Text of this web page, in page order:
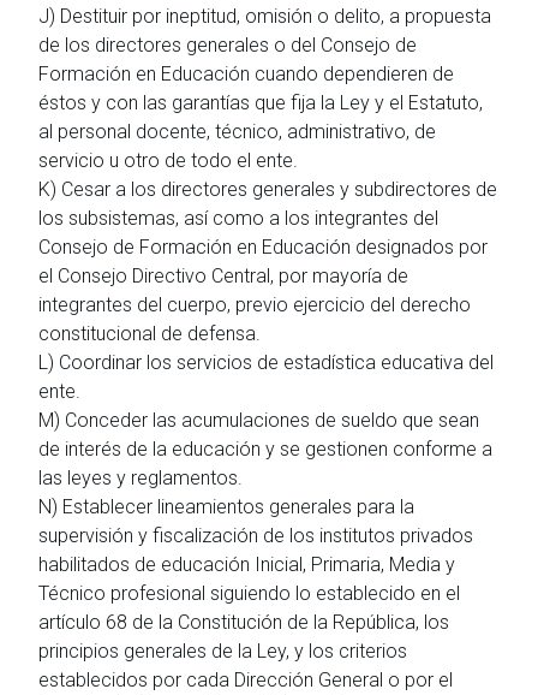
J) Destituir por ineptitud, omisión o delito, a propuesta
de los directores generales o del Consejo de
Formación en Educación cuando dependieren de
éstos y con las garantías que fija la Ley y el Estatuto,
al personal docente, técnico, administrativo, de
servicio u otro de todo el ente.
K) Cesar a los directores generales y subdirectores de
los subsistemas, así como a los integrantes del
Consejo de Formación en Educación designados por
el Consejo Directivo Central, por mayoría de
integrantes del cuerpo, previo ejercicio del derecho
constitucional de defensa.
L) Coordinar los servicios de estadística educativa del
ente.
M) Conceder las acumulaciones de sueldo que sean
de interés de la educación y se gestionen conforme a
las leyes y reglamentos.
N) Establecer lineamientos generales para la
supervisión y fiscalización de los institutos privados
habilitados de educación Inicial, Primaria, Media y
Técnico profesional siguiendo lo establecido en el
artículo 68 de la Constitución de la República, los
principios generales de la Ley, y los criterios
establecidos por cada Dirección General o por el